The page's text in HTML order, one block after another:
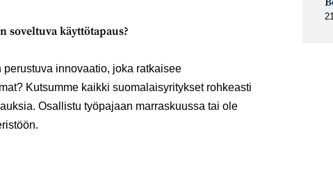
soveltuva käyttötapaus?
innovaatio, joka ratkaisee
Kutsumme kaikki suomalaisyritykset rohkeasti
Osallistu työpajaan marraskuussa tai ole